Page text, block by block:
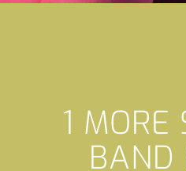
1 MORE
BAND